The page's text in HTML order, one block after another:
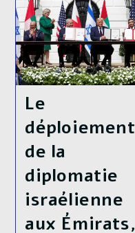
Ils
Encore
Les
Alliés
De
La
France
?
Le
déploiement
de la
diplomatie
israélienne
aux Émirats,